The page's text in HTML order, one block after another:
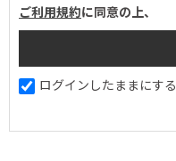
ご利用規約に同意の上、
ログインしたままにする